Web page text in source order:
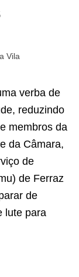
Vila
verba de
reduzindo
membros da
da Câmara,
de
de Ferraz
de
lute para